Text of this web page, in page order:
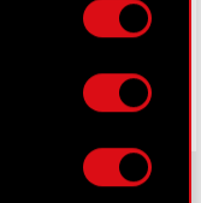
aktywnie
je zbiory
ustaw własne
. W Deklaracji